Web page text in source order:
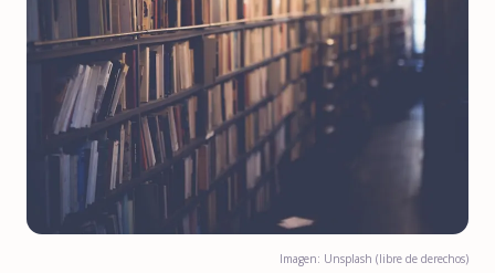
Imagen: Unsplash (libre de derechos)